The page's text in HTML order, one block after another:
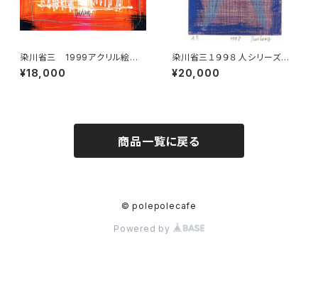
染川省三 1999アクリル絵画
4
¥18,000
染川省三１９９８ 人シリーズ版
画 1
¥20,000
商品一覧に戻る
© polepolecafe
Powered by